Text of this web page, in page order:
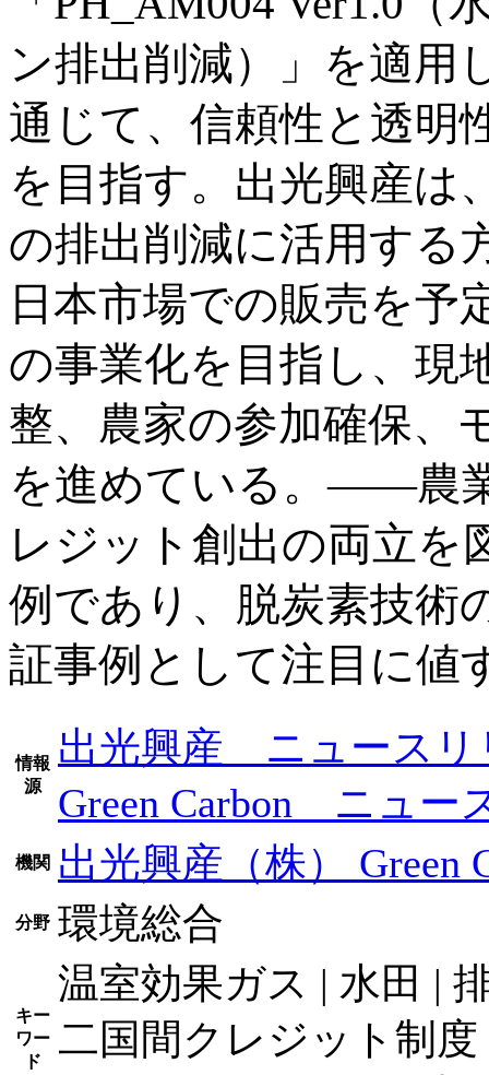
ン排出削減）」を適用
通じて、信頼性と透明
を目指す。出光興産は
の排出削減に活用する
日本市場での販売を予
の事業化を目指し、現
整、農家の参加確保、
を進めている。――農
レジット創出の両立を
例であり、脱炭素技術
証事例として注目に値
情報
源
出光興産 ニュースリ
Green Carbon ニュー
機関 出光興産（株） Green
分野 環境総合
キー
ワー
ド
温室効果ガス | 水田 |
二国間クレジット制